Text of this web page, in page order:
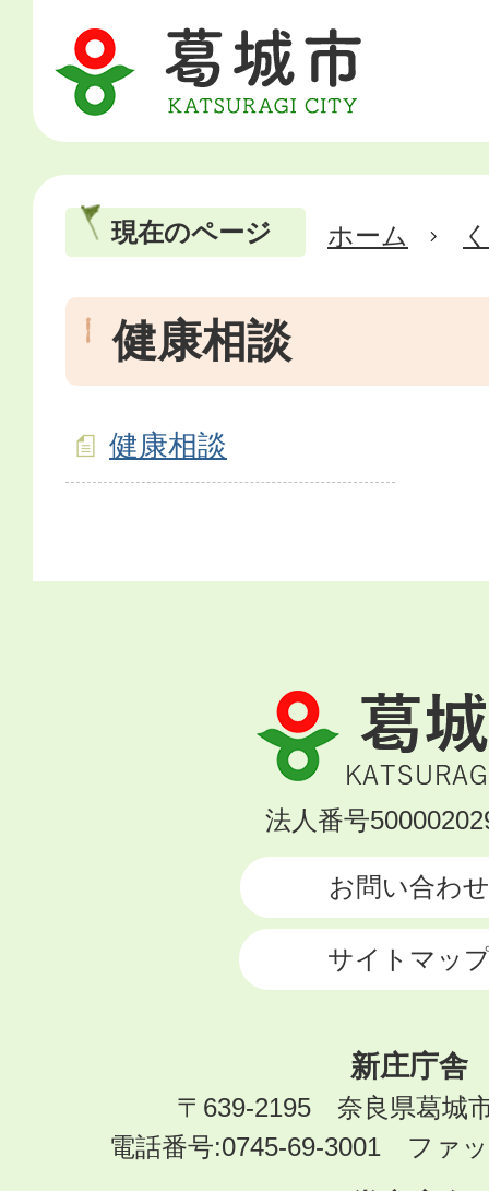
現在のページ ホーム
健康相談
健康相談
葛
城
市
KATSURAGI
法人番号
お問い合わせ
サイトマッ
新庄庁舎
〒639-2195 奈良県葛城
電話番号:0745-69-3001 ファ